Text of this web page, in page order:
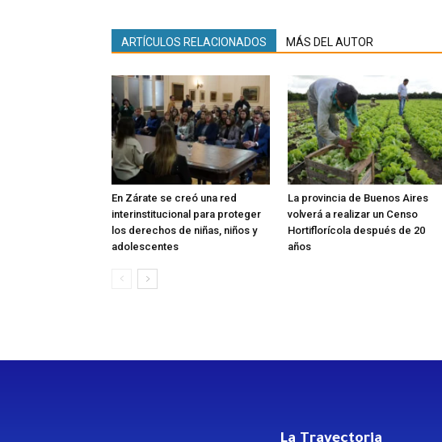
ARTÍCULOS RELACIONADOS MÁS DEL AUTOR
En Zárate se creó una red
interinstitucional para proteger
los derechos de niñas, niños y
adolescentes
La provincia de Buenos Aires
volverá a realizar un Censo
Hortiflorícola después de 20
años